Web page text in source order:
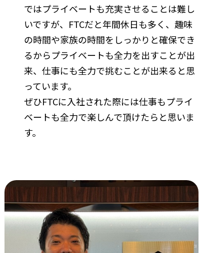
ではプライベートも充実させることは難し
いですが、FTCだと年間休日も多く、趣味
の時間や家族の時間をしっかりと確保でき
るからプライベートも全力を出すことが出
来、仕事にも全力で挑むことが出来ると思
っています。
ぜひFTCに入社された際には仕事もプライ
ベートも全力で楽しんで頂けたらと思いま
す。